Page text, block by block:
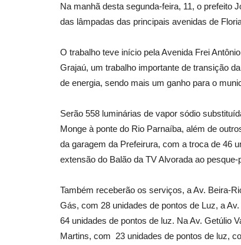
Na manhã desta segunda-feira, 11, o prefeito
das lâmpadas das principais avenidas de
O trabalho teve início pela Avenida Frei
Grajaú, um trabalho importante de transição
de energia, sendo mais um ganho para o
Serão 558 luminárias de vapor sódio
Monge à ponte do Rio Parnaíba, além de
da garagem da Prefeirura, com a troca de 46
extensão do Balão da TV Alvorada ao
Também receberão os serviços, a Av. Beira-
Gás, com 28 unidades de pontos de Luz, a
64 unidades de pontos de luz. Na Av. Getúlio
Martins, com 23 unidades de pontos de luz,